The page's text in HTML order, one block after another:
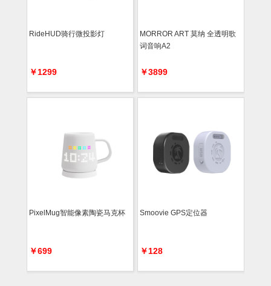
RideHUD骑行微投影灯
￥1299
MORROR ART 莫纳 全透明歌
词音响A2
￥3899
PixelMug智能像素陶瓷马克杯
￥699
Smoovie GPS定位器
￥128